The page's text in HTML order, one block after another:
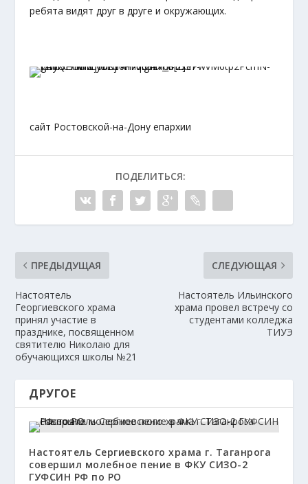
ребята видят друг в друге и окружающих.
сайт Ростовской-на-Дону епархии
ПОДЕЛИТЬСЯ:
ПРЕДЫДУЩАЯ
Настоятель
Георгиевского храма
принял участие в
празднике, посвященном
святителю Николаю для
обучающихся школы №21
СЛЕДУЮЩАЯ
Настоятель Ильинского
храма провел встречу со
студентами колледжа
ТИУЭ
ДРУГОЕ
Настоятель Сергиевского храма г. Таганрога
совершил молебное пение в ФКУ СИЗО-2
ГУФСИН РФ по РО